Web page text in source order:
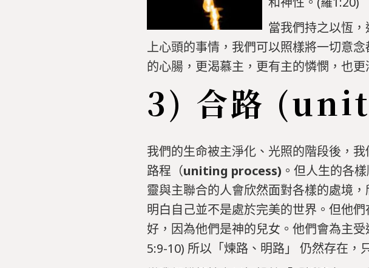
當我們持之以恆
上心頭的事情，我們可以照樣將一切意
的心腸，更渴慕主，更有主的憐憫，也
3) 合路
我們的生命被主淨化、光照的階段後，
路程（uniting process) 。但人生的各
靈與主聯合的人會欣然面對各樣的處境
明白自己並不是處於完美的世界。但他
好，因為他們是神的兒女。他們會為主
5:9-10) 所以「煉路、明路」 仍然存在，